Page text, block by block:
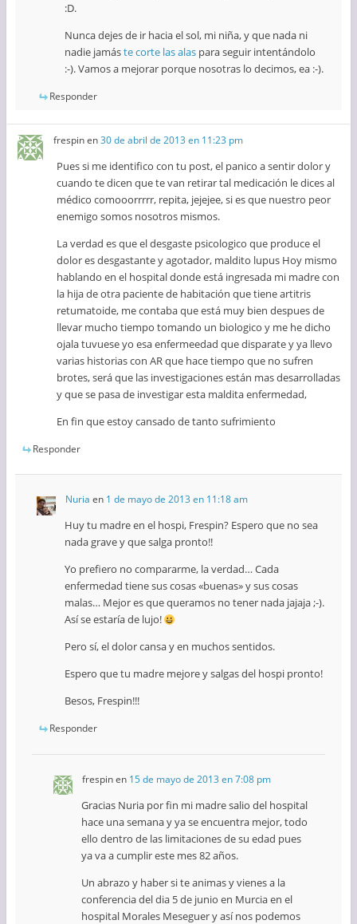
:D.
Nunca dejes de ir hacia el sol, mi niña, y que nada ni
nadie jamáste corte las alaspara seguir intentándolo
:-). Vamos a mejorar porque nosotras lo decimos, ea :-).
Responder
frespinen30 de abril de 2013 en 11:23 pm
Pues si me identifico con tu post, el panico a sentir dolor y
cuando te dicen que te van retirar tal medicación le dices al
médico comooorrrrr, repita, jejejee, si es que nuestro peor
enemigo somos nosotros mismos.
La verdad es que el desgaste psicologico que produce el
dolor es desgastante y agotador, maldito lupus Hoy mismo
hablando en el hospital donde está ingresada mi madre con
la hija de otra paciente de habitación que tiene artitris
retumatoide, me contaba que está muy bien despues de
llevar mucho tiempo tomando un biologico y me he dicho
ojala tuvuese yo esa enfermeedad que disparate y ya llevo
varias historias con AR que hace tiempo que no sufren
brotes, será que las investigaciones están mas desarrolladas
y que se pasa de investigar esta maldita enfermedad,
En fin que estoy cansado de tanto sufrimiento
Responder
Nuria en 1 de mayo de 2013 en 11:18 am
Huy tu madre en el hospi, Frespin? Espero que no sea
nada grave y que salga pronto!!
Yo prefiero no compararme, la verdad… Cada
enfermedad tiene sus cosas «buenas» y sus cosas
malas… Mejor es que queramos no tener nada jajaja ;-).
Así se estaría de lujo!
Pero sí, el dolor cansa y en muchos sentidos.
Espero que tu madre mejore y salgas del hospi pronto!
Besos, Frespin!!!
Responder
frespinen 15 de mayo de 2013 en 7:08 pm
Gracias Nuria por fin mi madre salio del hospital
hace una semana y ya se encuentra mejor, todo
ello dentro de las limitaciones de su edad pues
ya va a cumplir este mes 82 años.
Un abrazo y haber si te animas y vienes a la
conferencia del dia 5 de junio en Murcia en el
hospital Morales Meseguer y así nos podemos